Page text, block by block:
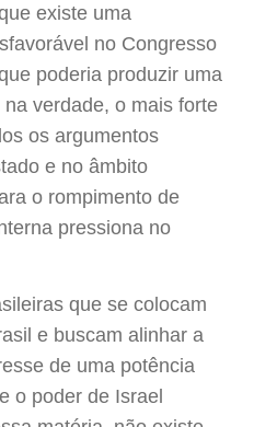
existe uma
no Congresso
poderia produzir uma
verdade, o mais forte
os argumentos
e no âmbito
o rompimento de
pressiona no
que se colocam
e buscam alinhar a
de uma potência
o poder de Israel